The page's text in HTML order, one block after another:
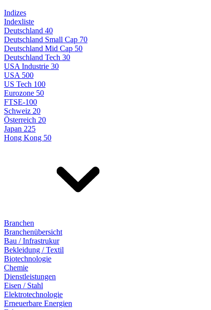
Indizes
Indexliste
Deutschland 40
Deutschland Small Cap 70
Deutschland Mid Cap 50
Deutschland Tech 30
USA Industrie 30
USA 500
US Tech 100
Eurozone 50
FTSE-100
Schweiz 20
Österreich 20
Japan 225
Hong Kong 50
Branchen
Branchenübersicht
Bau / Infrastrukur
Bekleidung / Textil
Biotechnologie
Chemie
Dienstleistungen
Eisen / Stahl
Elektrotechnologie
Erneuerbare Energien